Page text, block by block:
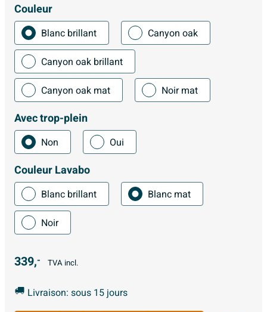
Couleur
Blanc brillant
Canyon oak
Canyon oak brillant
Canyon oak mat
Noir mat
Avec trop-plein
Non Oui
Couleur Lavabo
Blanc brillant
Blanc mat
Noir
339,- TVA incl.
Livraison: sous 15 jours